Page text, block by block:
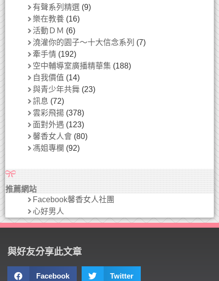
有聲系列精選 (9)
樂在教養 (16)
活動ＤＭ (6)
澆灌你的園子～十大信念系列 (7)
牽手情 (192)
空中輔導室廣播精華集 (188)
自我價值 (14)
與青少年共舞 (23)
訊息 (72)
雲彩飛揚 (378)
面對外遇 (123)
馨香女人會 (80)
馮姐專欄 (92)
推薦網站
Facebook馨香女人社團
心好男人
與好友分享此文章
Facebook Twitter